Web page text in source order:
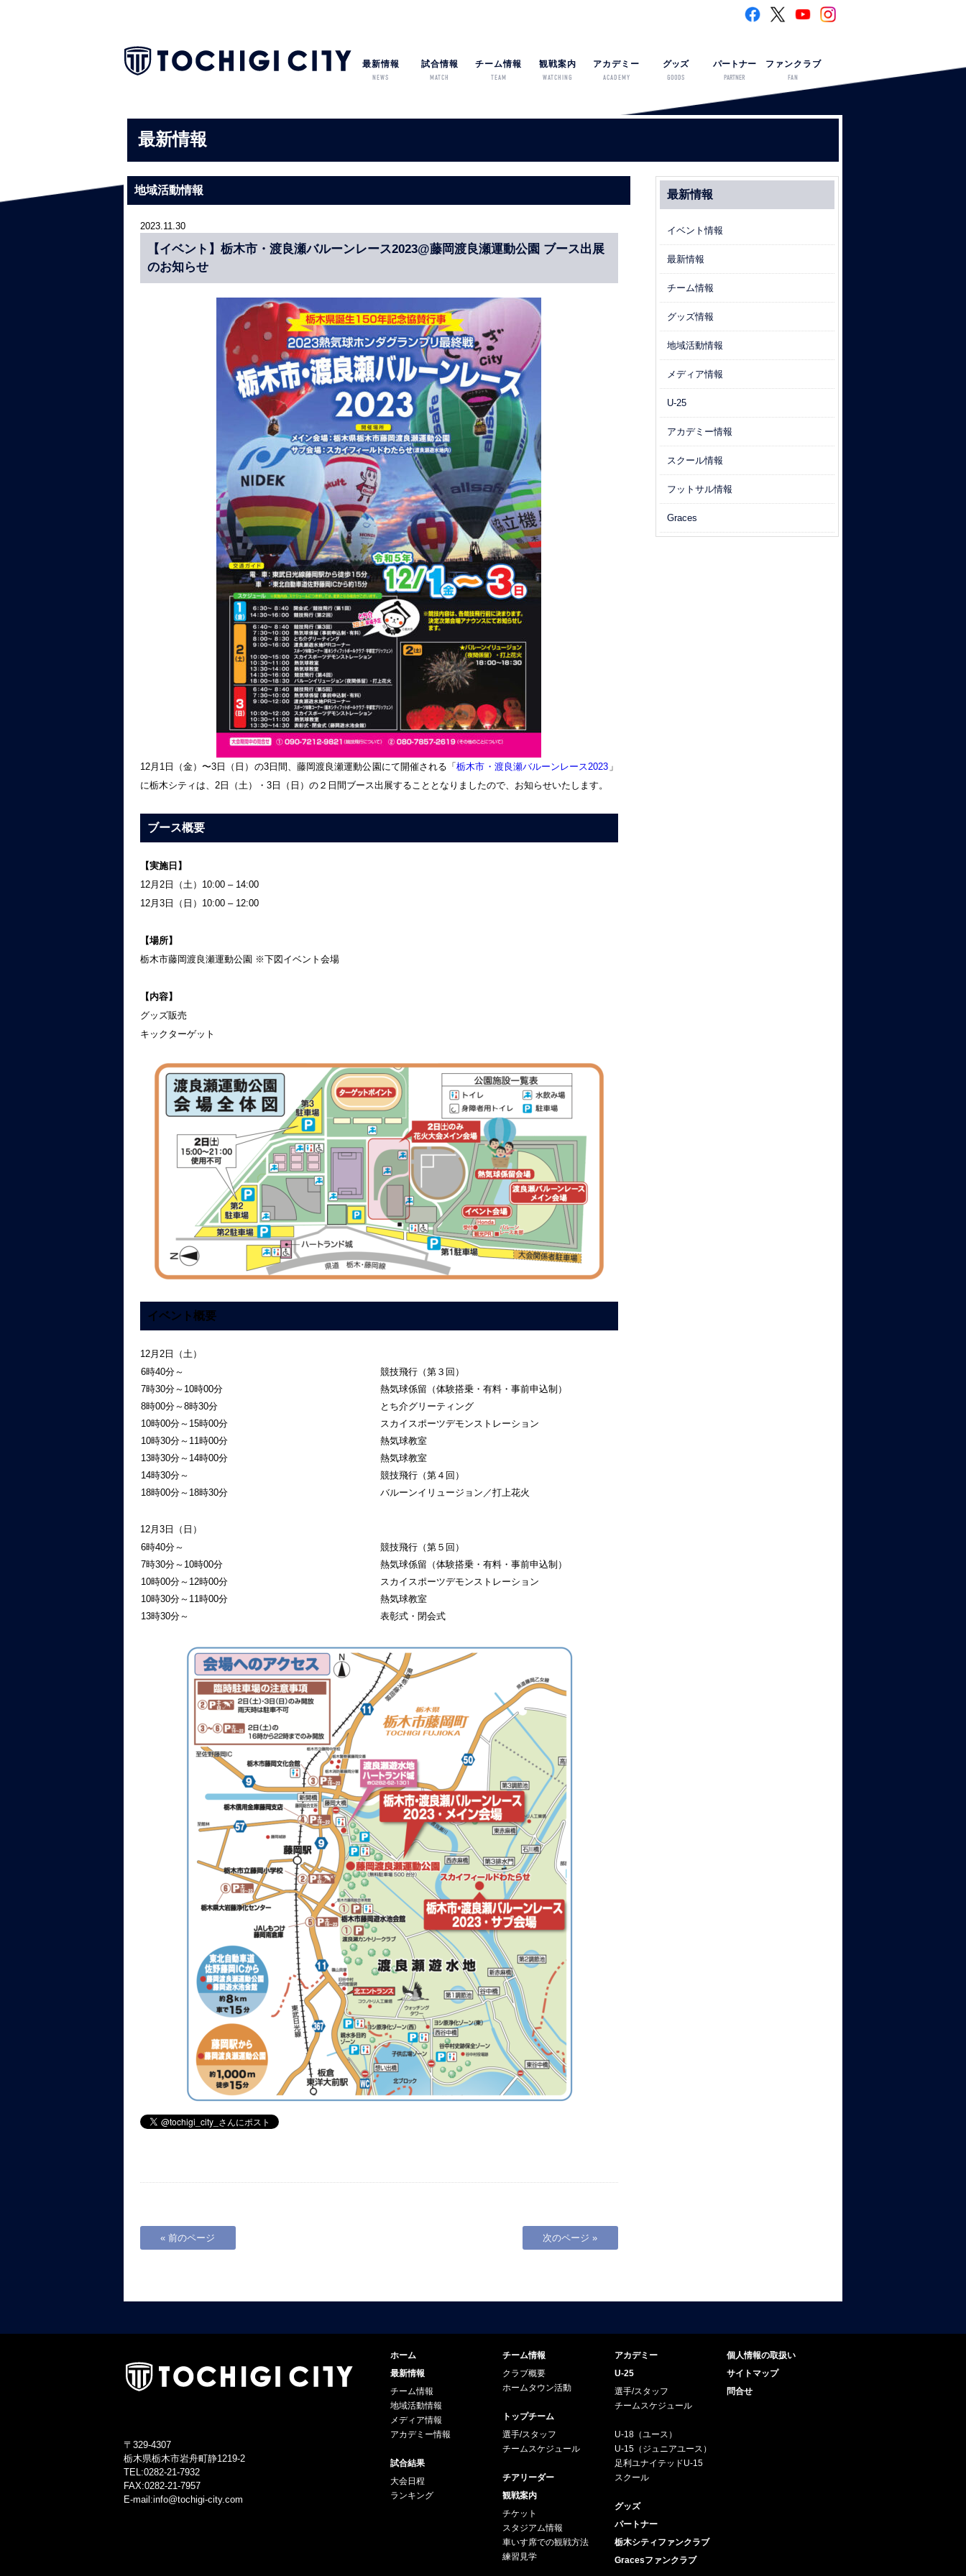
最新情報
NEWS
試合情報
MATCH
チーム情報
TEAM
観戦案内
WATCHING
アカデミー
ACADEMY
グッズ
GOODS
パートナー
PARTNER
ファンクラブ
FAN
最新情報
地域活動情報
2023.11.30
【イベント】栃木市・渡良瀬バルーンレース2023@藤岡渡良瀬運動公園 ブース出展
のお知らせ
12月1日（金）〜3日（日）の3日間、藤岡渡良瀬運動公園にて開催される「栃木市・渡良瀬バルーンレース2023 」
に栃木シティは、2日（土）・3日（日）の２日間ブース出展することとなりましたので、お知らせいたします。
ブース概要
【実施日】
12月2日（土）10:00 – 14:00
12月3日（日）10:00 – 12:00
【場所】
栃木市藤岡渡良瀬運動公園 ※下図イベント会場
【内容】
グッズ販売
キックターゲット
イベント概要
12月2日（土）
6時40分～
競技飛行（第３回）
7時30分～10時00分
熱気球係留（体験搭乗・有料・事前申込制）
8時00分～8時30分
とち介グリーティング
10時00分～15時00分
スカイスポーツデモンストレーション
10時30分～11時00分
熱気球教室
13時30分～14時00分
熱気球教室
14時30分～
競技飛行（第４回）
18時00分～18時30分
バルーンイリュージョン／打上花火
12月3日（日）
6時40分～
競技飛行（第５回）
7時30分～10時00分
熱気球係留（体験搭乗・有料・事前申込制）
10時00分～12時00分
スカイスポーツデモンストレーション
10時30分～11時00分
熱気球教室
13時30分～
表彰式・閉会式
« 前のページ 次のページ »
最新情報
イベント情報
最新情報
チーム情報
グッズ情報
地域活動情報
メディア情報
U-25
アカデミー情報
スクール情報
フットサル情報
Graces
〒329-4307
栃木県栃木市岩舟町静1219-2
TEL:0282-21-7932
FAX:0282-21-7957
E-mail:info@tochigi-city.com
ホーム
最新情報
チーム情報
地域活動情報
メディア情報
アカデミー情報
試合結果
大会日程
ランキング
チーム情報
クラブ概要
ホームタウン活動
トップチーム
選手/スタッフ
チームスケジュール
チアリーダー
観戦案内
チケット
スタジアム情報
車いす席での観戦方法
練習見学
アカデミー
U-25
選手/スタッフ
チームスケジュール
U-18（ユース）
U-15（ジュニアユース）
足利ユナイテッドU-15
スクール
グッズ
パートナー
栃木シティファンクラブ
Gracesファンクラブ
個人情報の取扱い
サイトマップ
問合せ